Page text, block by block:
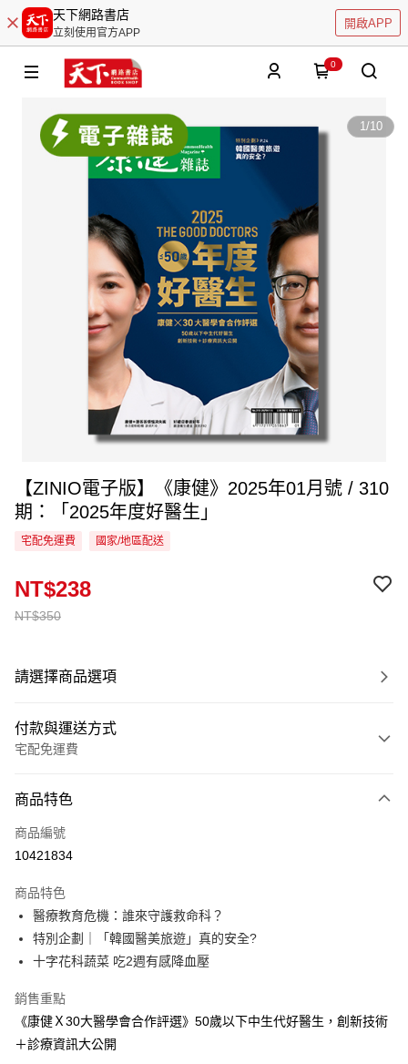
天下網路書店
立刻使用官方APP
開啟APP
0
1/10
【ZINIO電子版】《康健》2025年01月號 / 310
期：「2025年度好醫生」
宅配免運費 國家/地區配送
NT$350
NT$238
請選擇商品選項
付款與運送方式
宅配免運費
信用卡一次付款
LINE Pay
街口支付
悠遊付
運送方式
數位商品免運
商品特色
商品編號
10421834
商品特色
醫療教育危機：誰來守護救命科？
特別企劃｜「韓國醫美旅遊」真的安全?
十字花科蔬菜 吃2週有感降血壓
銷售重點
《康健Ｘ30大醫學會合作評選》50歲以下中生代好醫生，創新技術
＋診療資訊大公開